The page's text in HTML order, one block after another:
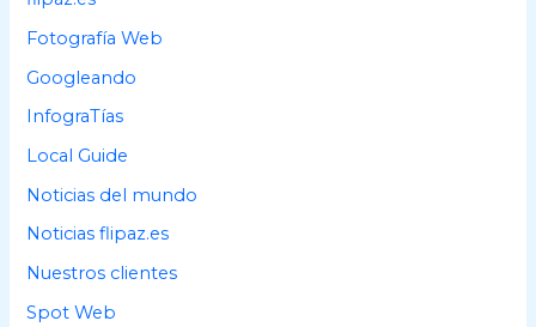
Fotografía Web
Googleando
InfograTías
Local Guide
Noticias del mundo
Noticias flipaz.es
Nuestros clientes
Spot Web